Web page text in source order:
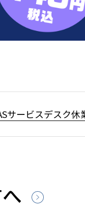
サービスデスク